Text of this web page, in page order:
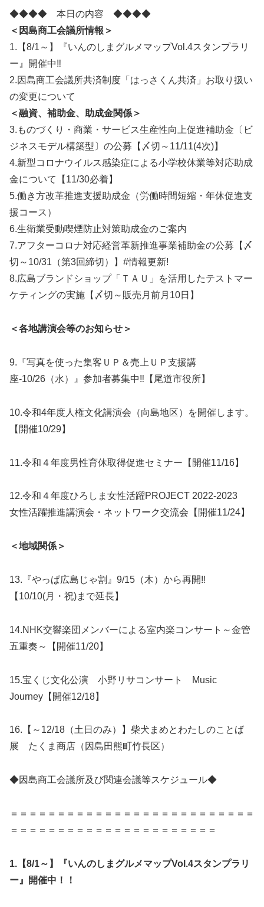
◆◆◆◆ 本日の内容 ◆◆◆◆
＜因島商工会議所情報＞
1.【8/1～】『いんのしまグルメマップVol.4スタンプラリ
ー』開催中‼
2.因島商工会議所共済制度「はっさくん共済」お取り扱い
の変更について
＜融資、補助金、助成金関係＞
3.ものづくり・商業・サービス生産性向上促進補助金〔ビ
ジネスモデル構築型〕の公募【〆切～11/11(4次)】
4.新型コロナウイルス感染症による小学校休業等対応助成
金について【11/30必着】
5.働き方改革推進支援助成金（労働時間短縮・年休促進支
援コース）
6.生衛業受動喫煙防止対策助成金のご案内
7.アフターコロナ対応経営革新推進事業補助金の公募【〆
切～10/31（第3回締切）】#情報更新!
8.広島ブランドショップ「ＴＡＵ」を活用したテストマー
ケティングの実施【〆切～販売月前月10日】
＜各地講演会等のお知らせ＞
9.『写真を使った集客ＵＰ＆売上ＵＰ支援講
座-10/26（水）』参加者募集中‼【尾道市役所】
10.令和4年度人権文化講演会（向島地区）を開催します。
【開催10/29】
11.令和４年度男性育休取得促進セミナー【開催11/16】
12.令和４年度ひろしま女性活躍PROJECT 2022-2023
女性活躍推進講演会・ネットワーク交流会【開催11/24】
＜地域関係＞
13.『やっぱ広島じゃ割』9/15（木）から再開‼
【10/10(月・祝)まで延長】
14.NHK交響楽団メンバーによる室内楽コンサート～金管
五重奏～【開催11/20】
15.宝くじ文化公演 小野リサコンサート Music
Journey【開催12/18】
16.【～12/18（土日のみ）】柴犬まめとわたしのことば
展 たくま商店（因島田熊町竹長区）
◆因島商工会議所及び関連会議等スケジュール◆
＝＝＝＝＝＝＝＝＝＝＝＝＝＝＝＝＝＝＝＝＝＝＝＝＝＝
＝＝＝＝＝＝＝＝＝＝＝＝＝＝＝＝＝＝＝＝＝＝
1. 【8/1～】『いんのしまグルメマップVol.4スタンプラリ
ー』開催中！！